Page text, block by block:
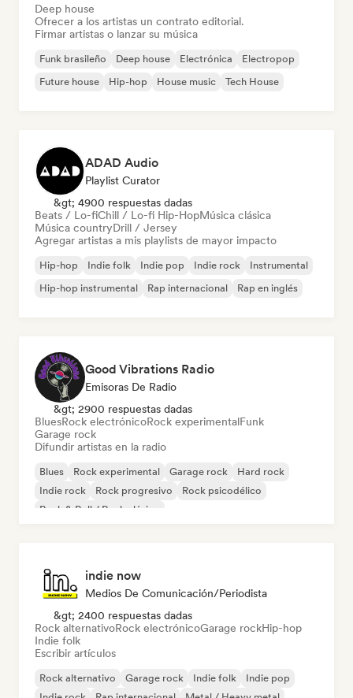
Deep house
Ofrecer a los artistas un contrato editorial.
Firmar artistas o lanzar su música
Funk brasileño Deep house Electrónica
Electropop
Future house
Hip-hop House music Tech House
ADAD Audio
Playlist Curator
&gt; 4900 respuestas dadas
Beats / Lo-fiChill / Lo-fi Hip-HopMúsica clásica
Música countryDrill / Jersey
Agregar artistas a mis playlists de mayor impacto
Hip-hop Indie folk Indie pop Indie rock
Instrumental
Hip-hop instrumental
Rap internacional Rap en inglés
Good Vibrations Radio
Emisoras De Radio
&gt; 2900 respuestas dadas
BluesRock electrónicoRock experimentalFunk
Garage rock
Difundir artistas en la radio
Blues Rock experimental Garage rock
Hard rock
Indie rock
Rock progresivo
Rock psicodélico
Rock & Roll / Rock clásico
indie now
Medios De Comunicación/Periodista
&gt; 2400 respuestas dadas
Rock alternativoRock electrónicoGarage rockHip-hop
Indie folk
Escribir artículos
Rock alternativo Garage rock Indie folk
Indie pop